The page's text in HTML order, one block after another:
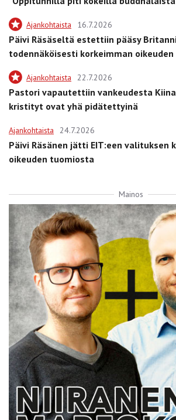
Ajankohtaista 16.7.2026
Päivi Räsäseltä estettiin pääsy
todennäköisesti korkeimman
Ajankohtaista 22.7.2026
Pastori vapautettiin vankeudesta
kristityt ovat yhä pidätettyinä
Ajankohtaista 24.7.2026
Päivi Räsänen jätti EIT:een valituksen
oikeuden tuomiosta
Mainos